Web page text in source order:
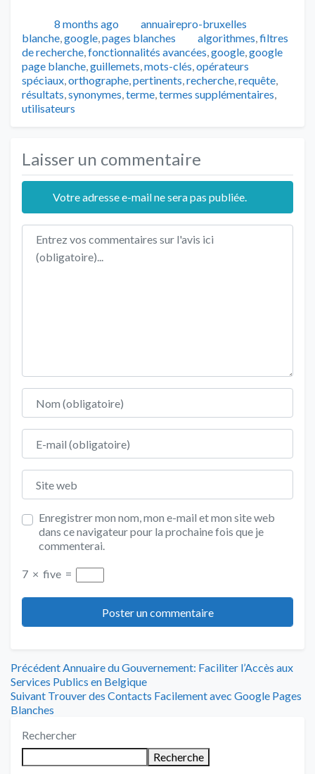
Publié
8 months ago Auteur
annuairepro-bruxelles
blanche,google,pages blanches Tags
algorithmes,filtres
de recherche,fonctionnalités avancées,google,google
page blanche,guillemets,mots-clés,opérateurs
spéciaux,orthographe,pertinents,recherche,requête,
résultats,synonymes,terme,termes supplémentaires,
utilisateurs
Laisser un commentaire
Votre adresse e-mail ne sera pas publiée.
Texte de l'avis
Nom
E-mail
Site web
Enregistrer mon nom, mon e-mail et mon site web
dans ce navigateur pour la prochaine fois que je
commenterai.
7 × five =
Navigation
de
l’article
Précédent Article
précédent
:
Annuaire du Gouvernement: Faciliter l’Accès aux
Services Publics en Belgique
Suivant Article
suivant
Trouver des Contacts Facilement avec Google Pages
Blanches
Rechercher
Recherche